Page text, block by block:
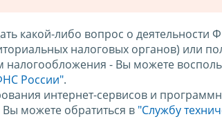
какой-либо вопрос о деятельности
налоговых органов) или
налогообложения - Вы можете
России".
интернет-сервисов и
можете обратиться в "Службу